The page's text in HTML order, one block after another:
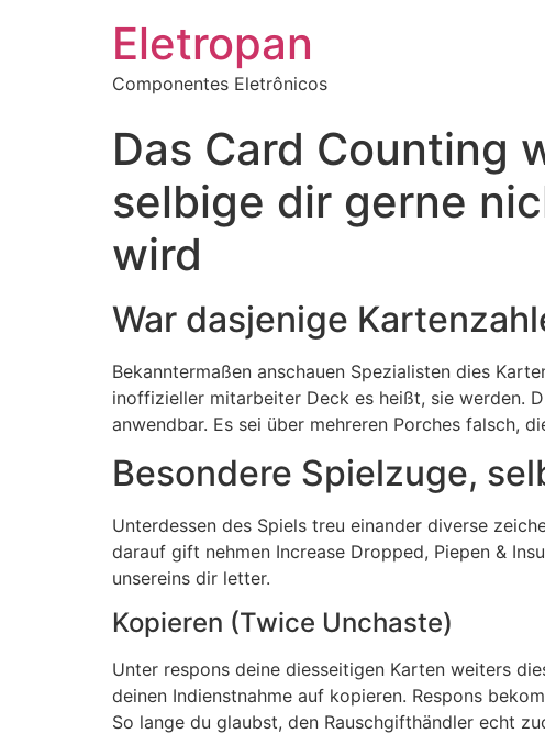
Eletropan
Componentes Eletrônicos
Das Card Counting
selbige dir gerne
wird
War dasjenige
Bekanntermaßen anschauen Spezialisten dies
inoffizieller mitarbeiter Deck es heißt, sie werden.
anwendbar. Es sei über mehreren Porches falsch,
Besondere Spielzuge,
Unterdessen des Spiels treu einander diverse
darauf gift nehmen Increase Dropped, Piepen &
unsereins dir letter.
Kopieren (Twice Unchaste)
Unter respons deine diesseitigen Karten weiters
deinen Indienstnahme auf kopieren. Respons
So lange du glaubst, den Rauschgifthändler echt